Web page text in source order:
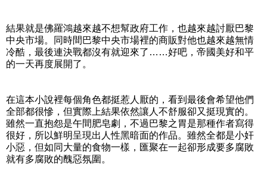
結果就是佛羅鴻越來越不想幫政府工作，也越來越討厭巴黎
中央市場。同時間巴黎中央市場裡的商販對他也越來越無情
冷酷，最後連決戰都沒有就迎來了……好吧，帝國美好和平
的一天再度展開了。
在這本小說裡每個角色都挺惹人厭的，看到最後會希望他們
全部都很慘，但實際上結果依然讓人不舒服卻又挺現實的。
雖然一直抱怨是午間肥皂劇，不過巴黎之胃是那種作者寫得
很好，所以鮮明呈現出人性黑暗面的作品。雖然全都是小奸
小惡，但如同大量的食物一樣，匯聚在一起卻形成要多腐敗
就有多腐敗的醜惡氛圍。